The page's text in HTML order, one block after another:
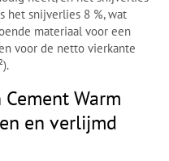
het snijverlies 8 %, wat
materiaal voor een
voor de netto vierkante
Warm
en verlijmd